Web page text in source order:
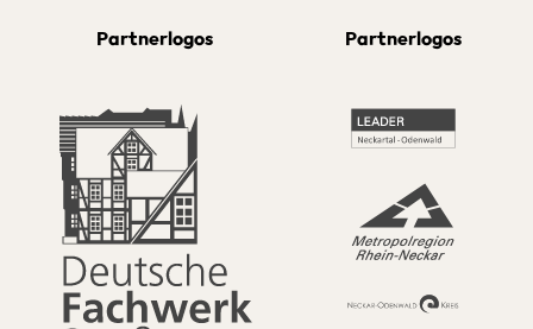
Partnerlogos Partnerlogos